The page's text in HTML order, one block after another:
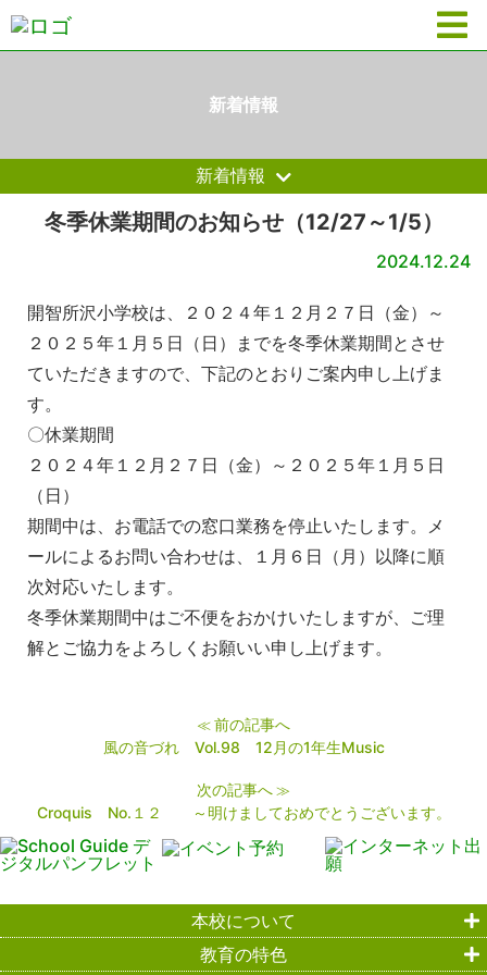
新着情報
新着情報
冬季休業期間のお知らせ（12/27～1/5）
2024.12.24
開智所沢小学校は、２０２４年１２月２７日（金）～
２０２５年１月５日（日）までを冬季休業期間とさせ
ていただきますので、下記のとおりご案内申し上げま
す。
〇休業期間
２０２４年１２月２７日（金）～２０２５年１月５日
（日）
期間中は、お電話での窓口業務を停止いたします。メ
ールによるお問い合わせは、１月６日（月）以降に順
次対応いたします。
冬季休業期間中はご不便をおかけいたしますが、ご理
解とご協力をよろしくお願いい申し上げます。
≪前の記事へ
風の音づれ Vol.98 12月の1年生Music
次の記事へ≫
Croquis No.１２ ～明けましておめでとうございます。
本校について
教育の特色